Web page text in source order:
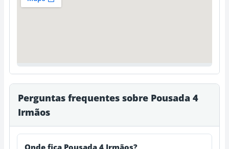
Perguntas frequentes sobre Pousada 4
Irmãos
Onde fica Pousada 4 Irmãos?